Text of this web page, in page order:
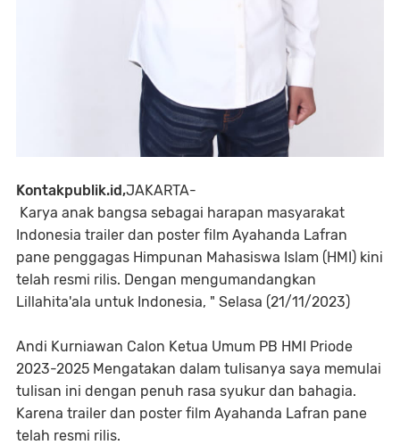
Kontakpublik.id,JAKARTA-
Karya anak bangsa sebagai harapan masyarakat
Indonesia trailer dan poster film Ayahanda Lafran
pane penggagas Himpunan Mahasiswa Islam (HMI) kini
telah resmi rilis. Dengan mengumandangkan
Lillahita'ala untuk Indonesia, " Selasa (21/11/2023)
Andi Kurniawan Calon Ketua Umum PB HMI Priode
2023-2025 Mengatakan dalam tulisanya saya memulai
tulisan ini dengan penuh rasa syukur dan bahagia.
Karena trailer dan poster film Ayahanda Lafran pane
telah resmi rilis.